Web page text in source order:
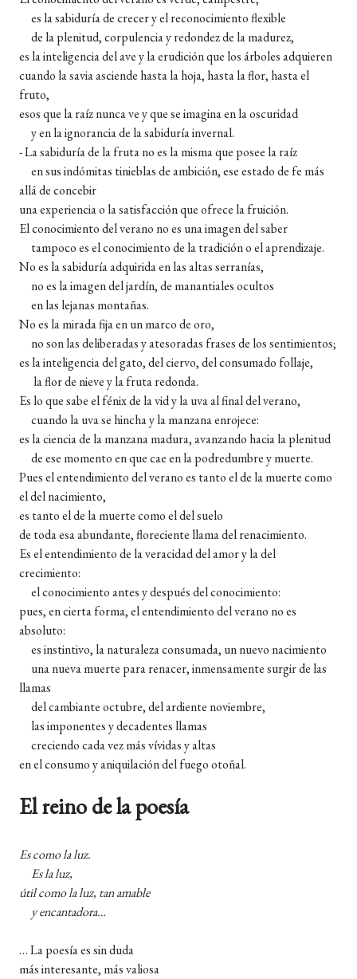
es la sabiduría de crecer y el reconocimiento flexible
de la plenitud, corpulencia y redondez de la madurez,
es la inteligencia del ave y la erudición que los árboles adquieren
cuando la savia asciende hasta la hoja, hasta la flor, hasta el
fruto,
esos que la raíz nunca ve y que se imagina en la oscuridad
y en la ignorancia de la sabiduría invernal.
- La sabiduría de la fruta no es la misma que posee la raíz
en sus indómitas tinieblas de ambición, ese estado de fe más
allá de concebir
una experiencia o la satisfacción que ofrece la fruición.
El conocimiento del verano no es una imagen del saber
tampoco es el conocimiento de la tradición o el aprendizaje.
No es la sabiduría adquirida en las altas serranías,
no es la imagen del jardín, de manantiales ocultos
en las lejanas montañas.
No es la mirada fija en un marco de oro,
no son las deliberadas y atesoradas frases de los sentimientos;
es la inteligencia del gato, del ciervo, del consumado follaje,
la flor de nieve y la fruta redonda.
Es lo que sabe el fénix de la vid y la uva al final del verano,
cuando la uva se hincha y la manzana enrojece:
es la ciencia de la manzana madura, avanzando hacia la plenitud
de ese momento en que cae en la podredumbre y muerte.
Pues el entendimiento del verano es tanto el de la muerte como
el del nacimiento,
es tanto el de la muerte como el del suelo
de toda esa abundante, floreciente llama del renacimiento.
Es el entendimiento de la veracidad del amor y la del
crecimiento:
el conocimiento antes y después del conocimiento:
pues, en cierta forma, el entendimiento del verano no es
absoluto:
es instintivo, la naturaleza consumada, un nuevo nacimiento
una nueva muerte para renacer, inmensamente surgir de las
llamas
del cambiante octubre, del ardiente noviembre,
las imponentes y decadentes llamas
creciendo cada vez más vívidas y altas
en el consumo y aniquilación del fuego otoñal.
El reino de la poesía
Es como la luz.
Es la luz,
útil como la luz, tan amable
y encantadora…
… La poesía es sin duda
más interesante, más valiosa